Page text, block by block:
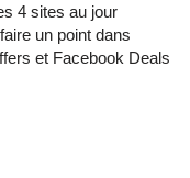
4 sites au jour
un point dans
et Facebook Deals